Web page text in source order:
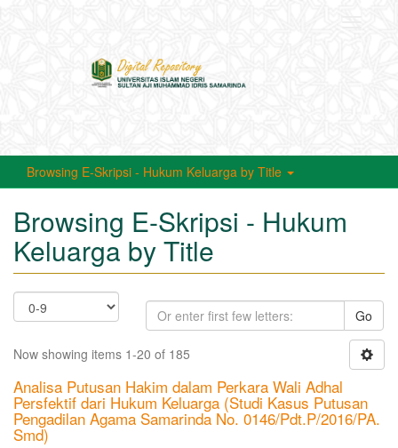
Browsing E-Skripsi - Hukum Keluarga by Title
Browsing E-Skripsi - Hukum
Keluarga by Title
Go
Now showing items 1-20 of 185
Analisa Putusan Hakim dalam Perkara Wali Adhal
Persfektif dari Hukum Keluarga (Studi Kasus Putusan
Pengadilan Agama Samarinda No. 0146/Pdt.P/2016/PA.
Smd)